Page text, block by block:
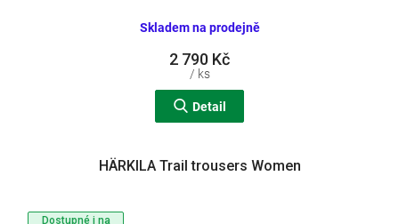
Skladem na prodejně
2 790 Kč
/ ks
Detail
Dostupné i na
HÄRKILA Trail trousers Women